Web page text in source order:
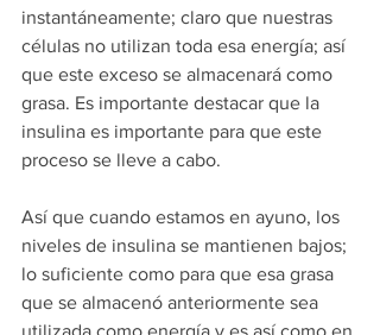
instantáneamente; claro que nuestras
células no utilizan toda esa energía; así
que este exceso se almacenará como
grasa. Es importante destacar que la
insulina es importante para que este
proceso se lleve a cabo.
Así que cuando estamos en ayuno, los
niveles de insulina se mantienen bajos;
lo suficiente como para que esa grasa
que se almacenó anteriormente sea
utilizada como energía y es así como en